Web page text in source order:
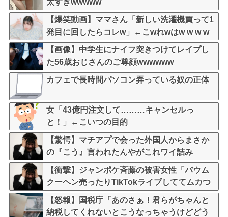
【爆笑動画】ママさん「新しい洗濯機買って1
発目に回したらコレw」←こwれwはw w w w
w w w w w w
【画像】中学生にナイフ突きつけてレイプし
た56歳おじさんのご尊顔wwwwww
カフェで長時間パソコン弄っている奴の正体
女「43億円注文して………キャンセルっ
と！」←こいつの目的
【驚愕】マチアプで会った外国人からまさか
の『こう』言われたんやがこれワイ詰み
か？？？？？？？
【衝撃】ジャンポケ斉藤の被害女性「バウム
クーヘン売ったりTikTokライブしててムカつ
いたから示談しなかった」←コレってさ…
【怒報】国税庁「あのさぁ！君らがちゃんと
納税してくれないとこうなっちゃうけどどう